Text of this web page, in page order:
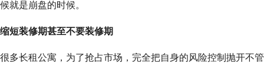
候就是崩盘的时候。
缩短装修期甚至不要装修期
很多长租公寓，为了抢占市场，完全把自身的风险控制抛开不